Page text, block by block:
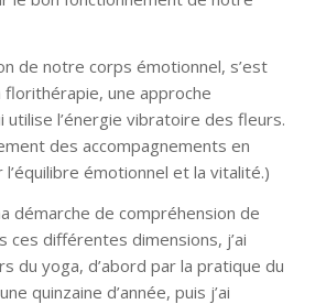
de notre corps émotionnel, s’est
une approche
utilise l’énergie vibratoire des fleurs.
des accompagnements en
émotionnel et la vitalité.)
démarche de compréhension de
ces différentes dimensions, j’ai
du yoga, d’abord par la pratique du
quinzaine d’année, puis j’ai